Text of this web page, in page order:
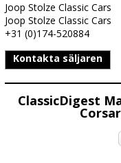
Joop Stolze Classic Cars
Joop Stolze Classic Cars
+31 (0)174-520884
Kontakta säljaren
ClassicDigest